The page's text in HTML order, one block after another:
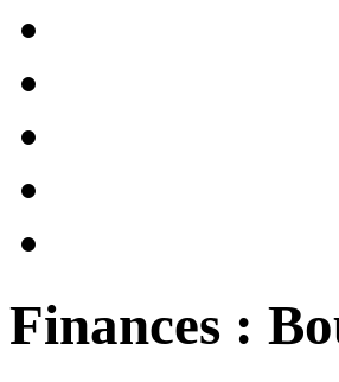
Finances :